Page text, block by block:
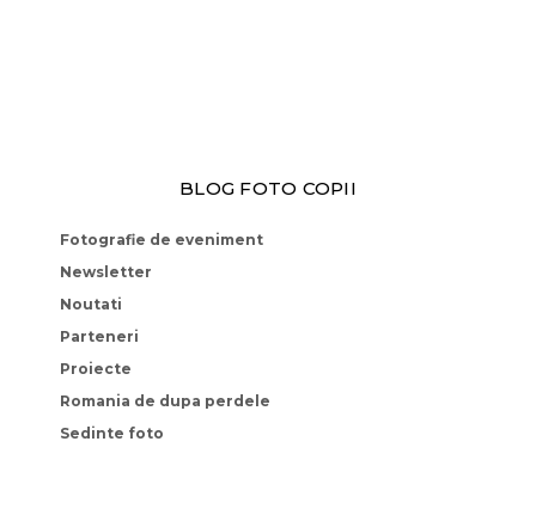
BLOG FOTO COPII
Fotografie de eveniment
Newsletter
Noutati
Parteneri
Proiecte
Romania de dupa perdele
Sedinte foto